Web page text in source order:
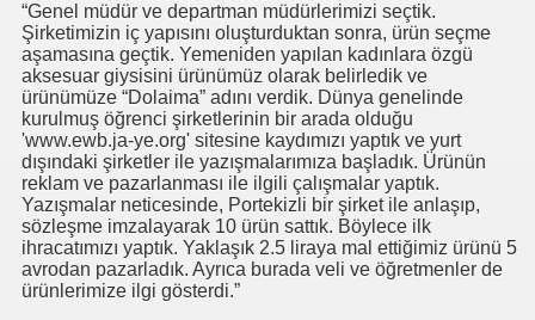
“Genel müdür ve departman müdürlerimizi seçtik.
Şirketimizin iç yapısını oluşturduktan sonra, ürün seçme
aşamasına geçtik. Yemeniden yapılan kadınlara özgü
aksesuar giysisini ürünümüz olarak belirledik ve
ürünümüze “Dolaima” adını verdik. Dünya genelinde
kurulmuş öğrenci şirketlerinin bir arada olduğu
'www.ewb.ja-ye.org' sitesine kaydımızı yaptık ve yurt
dışındaki şirketler ile yazışmalarımıza başladık. Ürünün
reklam ve pazarlanması ile ilgili çalışmalar yaptık.
Yazışmalar neticesinde, Portekizli bir şirket ile anlaşıp,
sözleşme imzalayarak 10 ürün sattık. Böylece ilk
ihracatımızı yaptık. Yaklaşık 2.5 liraya mal ettiğimiz ürünü 5
avrodan pazarladık. Ayrıca burada veli ve öğretmenler de
ürünlerimize ilgi gösterdi.”